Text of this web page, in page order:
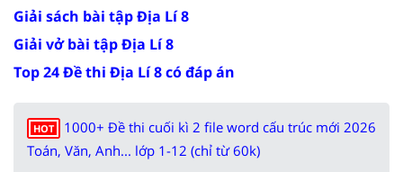
Giải sách bài tập Địa Lí 8
Giải vở bài tập Địa Lí 8
Top 24 Đề thi Địa Lí 8 có đáp án
HOT
1000+ Đề thi cuối kì 2 file word cấu trúc mới 2026
Toán, Văn, Anh... lớp 1-12 (chỉ từ 60k)